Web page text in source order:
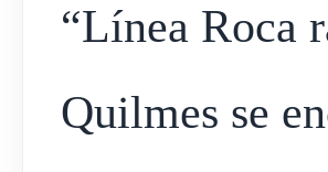
“Línea Roca
Quilmes se